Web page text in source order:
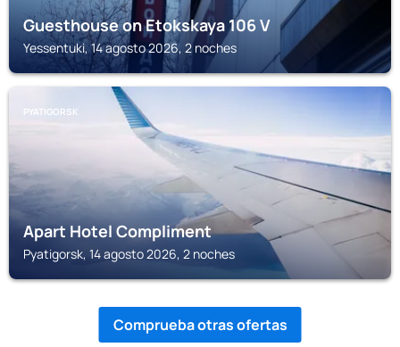
Guesthouse on Etokskaya 106 V
Yessentuki, 14 agosto 2026, 2 noches
PYATIGORSK
Apart Hotel Compliment
Pyatigorsk, 14 agosto 2026, 2 noches
Comprueba otras ofertas